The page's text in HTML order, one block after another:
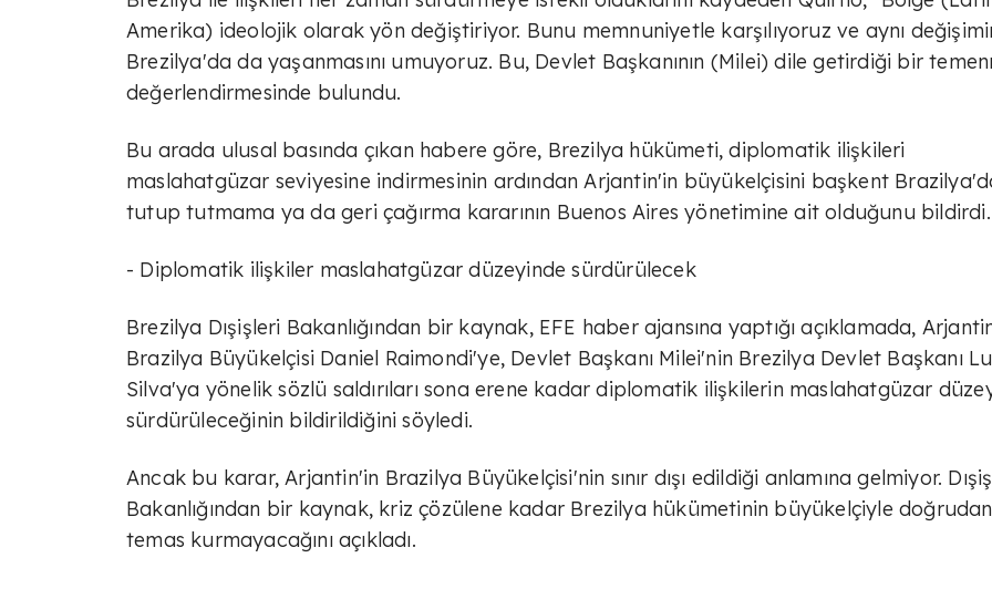
Amerika) ideolojik olarak yön değiştiriyor. Bunu memnuniyetle karşılıyoruz ve aynı
Brezilya'da da yaşanmasını umuyoruz. Bu, Devlet Başkanının (Milei) dile getirdiği bir
değerlendirmesinde bulundu.
Bu arada ulusal basında çıkan habere göre, Brezilya hükümeti, diplomatik ilişkileri
maslahatgüzar seviyesine indirmesinin ardından Arjantin'in büyükelçisini başkent
tutup tutmama ya da geri çağırma kararının Buenos Aires yönetimine ait olduğunu bildirdi.
- Diplomatik ilişkiler maslahatgüzar düzeyinde sürdürülecek
Brezilya Dışişleri Bakanlığından bir kaynak, EFE haber ajansına yaptığı açıklamada,
Brazilya Büyükelçisi Daniel Raimondi'ye, Devlet Başkanı Milei'nin Brezilya Devlet Başkanı
Silva'ya yönelik sözlü saldırıları sona erene kadar diplomatik ilişkilerin maslahatgüzar
sürdürüleceğinin bildirildiğini söyledi.
Ancak bu karar, Arjantin'in Brazilya Büyükelçisi'nin sınır dışı edildiği anlamına gelmiyor.
Bakanlığından bir kaynak, kriz çözülene kadar Brezilya hükümetinin büyükelçiyle doğrudan
temas kurmayacağını açıkladı.